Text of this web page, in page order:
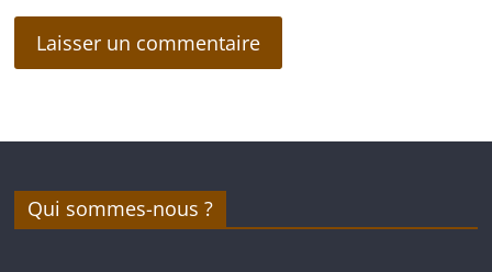
Qui sommes-nous ?